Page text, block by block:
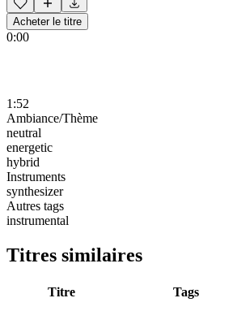
Acheter le titre
0:00
1:52
Ambiance/Thème
neutral
energetic
hybrid
Instruments
synthesizer
Autres tags
instrumental
Titres similaires
Titre Tags